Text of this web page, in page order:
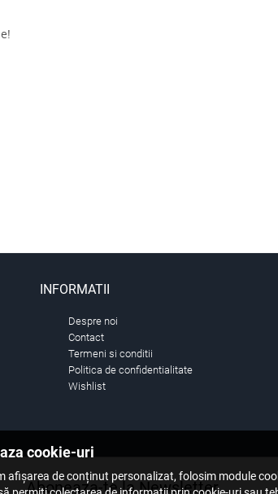
INFORMATII
Despre noi
Contact
Termeni si conditii
Politica de confidentialitate
Wishlist
Aboneaza-te la Newsletter
cookie-uri
afișarea de conținut personalizat, folosim module